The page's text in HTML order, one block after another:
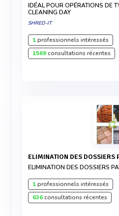
IDÉAL POUR OPÉRATIONS DE
CLEANING DAY
SHRED-IT
1professionnels intéressés
1569consultations récentes
ELIMINATION DES DOSSIERS
ELIMINATION DES DOSSIERS
1professionnels intéressés
636consultations récentes